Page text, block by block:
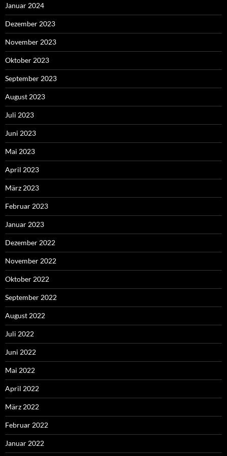
Januar 2024
Dezember 2023
November 2023
Oktober 2023
September 2023
August 2023
Juli 2023
Juni 2023
Mai 2023
April 2023
März 2023
Februar 2023
Januar 2023
Dezember 2022
November 2022
Oktober 2022
September 2022
August 2022
Juli 2022
Juni 2022
Mai 2022
April 2022
März 2022
Februar 2022
Januar 2022